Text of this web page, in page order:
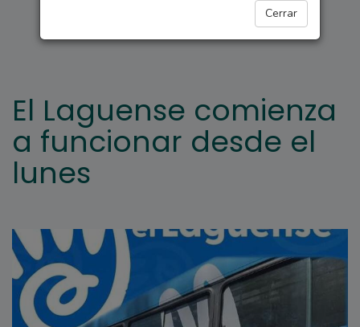
Cerrar
El Laguense comienza
a funcionar desde el
lunes